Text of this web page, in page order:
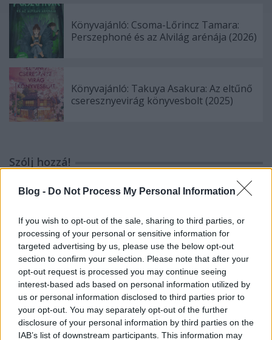
Blog - Do Not Process My Personal Information
If you wish to opt-out of the sale, sharing to third parties, or
processing of your personal or sensitive information for
targeted advertising by us, please use the below opt-out
section to confirm your selection. Please note that after your
opt-out request is processed you may continue seeing
interest-based ads based on personal information utilized by
us or personal information disclosed to third parties prior to
your opt-out. You may separately opt-out of the further
disclosure of your personal information by third parties on the
IAB’s list of downstream participants. This information may
Könyvajánló: Csoma-Lőrincz Tamara:
Perszephoné és az Alvilág arénája (2026)
Könyvajánló: Takuya Asakura: Az eltűnő
cseresznyevirág könyvesbolt (2025)
Szólj hozzá!
A hozzászóláshoz be kell lépned!
VAGY